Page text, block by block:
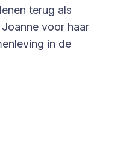
terug als
voor haar
in de